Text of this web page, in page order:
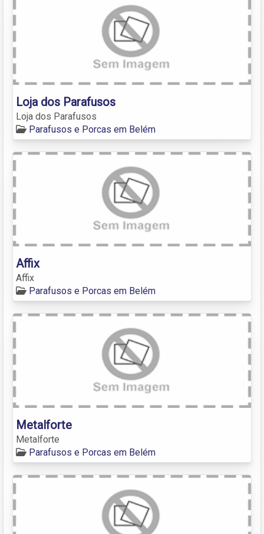
Loja dos Parafusos
Loja dos Parafusos
Parafusos e Porcas em Belém
Affix
Affix
Parafusos e Porcas em Belém
Metalforte
Metalforte
Parafusos e Porcas em Belém